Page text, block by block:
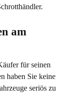
am
für seinen
haben Sie keine
seriös zu